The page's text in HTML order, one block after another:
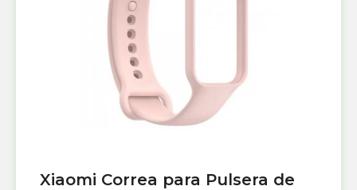
Xiaomi Correa para Pulsera de